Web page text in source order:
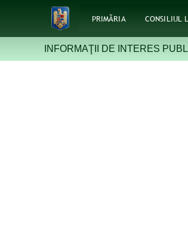
PRIMĂRIA CONSILIUL
INFORMAŢII DE INTERES